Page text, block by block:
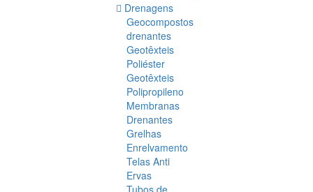
Drenagens
Geocompostos
drenantes
Geotêxteis
Poliéster
Geotêxteis
Polipropileno
Membranas
Drenantes
Grelhas
Enrelvamento
Telas Anti
Ervas
Tubos de